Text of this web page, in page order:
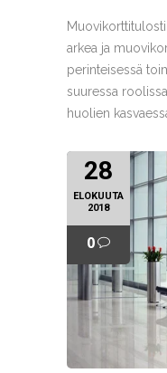
arkea ja
perinteisessä
suuressa
huolien
28
ELOKUUTA
2018
0